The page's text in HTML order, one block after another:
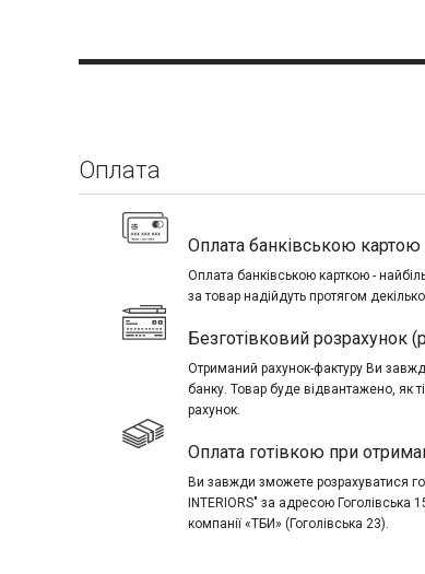
Оплата
Оплата банківською картою
Оплата банківською карткою -
за товар надійдуть протягом
Безготівковий розрахунок
Отриманий рахунок-фактуру Ви
банку. Товар буде відвантажено, як
рахунок.
Оплата готівкою при
Ви завжди зможете розрахуватися
INTERIORS" за адресою Гоголівська
компанії «ТБИ» (Гоголівська 23).